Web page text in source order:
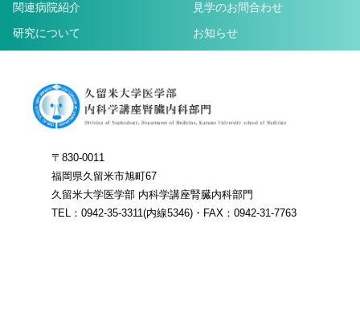
関連病院紹介
見学のお問合わせ
研究について
お知らせ
〒830-0011
福岡県久留米市旭町67
久留米大学医学部 内科学講座腎臓内科部門
TEL：0942-35-3311(内線5346)・FAX：0942-31-7763